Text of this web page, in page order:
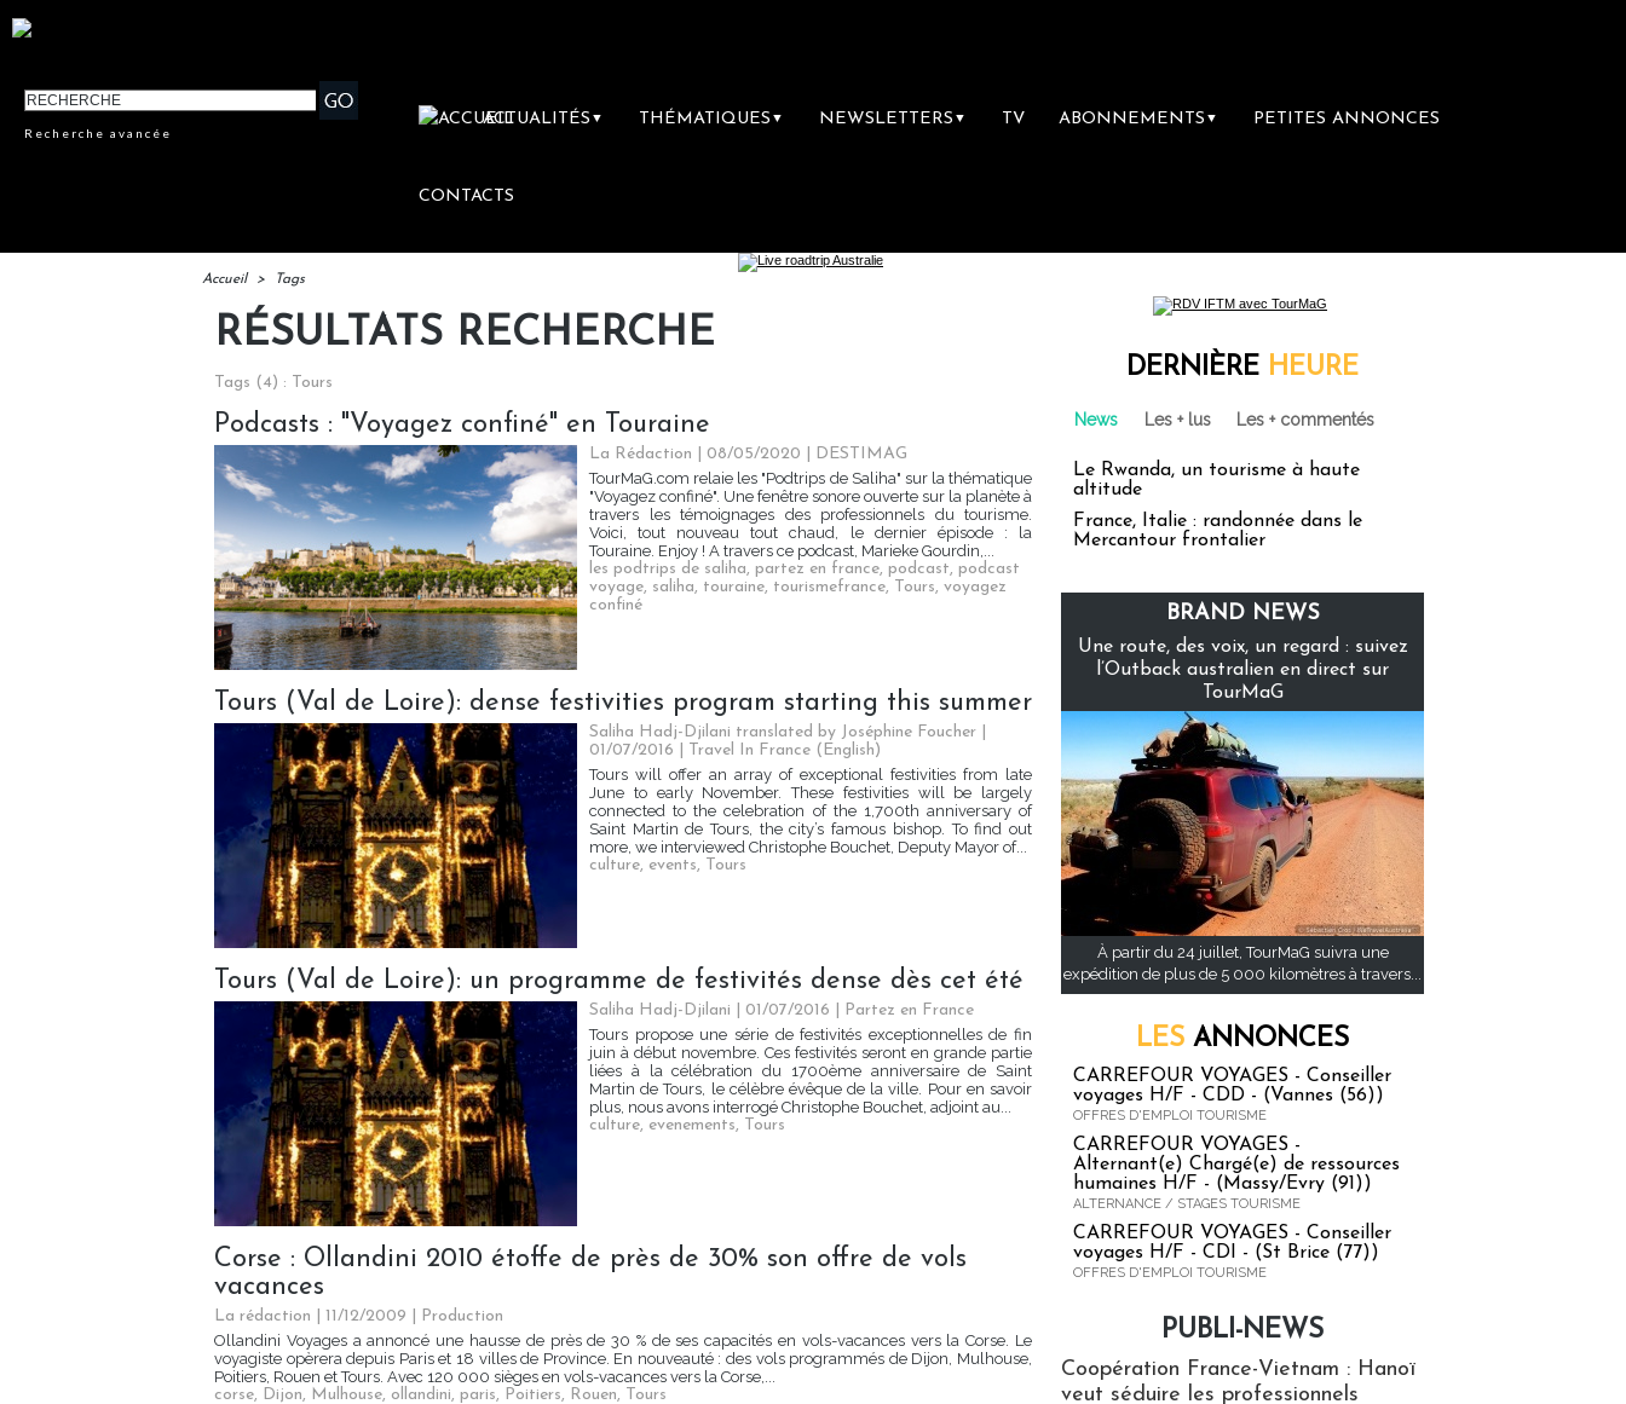
Recherche avancée
ACTUALITÉS ▼ THÉMATIQUES ▼ NEWSLETTERS ▼ TV ABONNEMENTS ▼ PETITES ANNONCES
CONTACTS
Accueil > Tags
RÉSULTATS RECHERCHE
Tags (4) : Tours
Podcasts : "Voyagez confiné" en Touraine
La Rédaction | 08/05/2020
DESTIMAG
TourMaG.com relaie les "Podtrips de Saliha" sur la thématique
"Voyagez confiné". Une fenêtre sonore ouverte sur la planète à
travers les témoignages des professionnels du tourisme.
Voici, tout nouveau tout chaud, le dernier épisode : la
Touraine. Enjoy ! A travers ce podcast, Marieke Gourdin,...
les podtrips de saliha, partez en france, podcast, podcast
voyage, saliha, touraine, tourismefrance, Tours, voyagez
confiné
Tours (Val de Loire): dense festivities program starting this summer
Saliha Hadj-Djilani translated by Joséphine Foucher |
01/07/2016
Travel In France (English)
Tours will offer an array of exceptional festivities from late
June to early November. These festivities will be largely
connected to the celebration of the 1,700th anniversary of
Saint Martin de Tours, the city’s famous bishop. To find out
more, we interviewed Christophe Bouchet, Deputy Mayor of...
culture, events, Tours
Tours (Val de Loire): un programme de festivités dense dès cet été
Saliha Hadj-Djilani | 01/07/2016
Partez en France
Tours propose une série de festivités exceptionnelles de fin
juin à début novembre. Ces festivités seront en grande partie
liées à la célébration du 1700ème anniversaire de Saint
Martin de Tours, le célèbre évêque de la ville. Pour en savoir
plus, nous avons interrogé Christophe Bouchet, adjoint au...
culture, evenements, Tours
Corse : Ollandini 2010 étoffe de près de 30% son offre de vols
vacances
La rédaction | 11/12/2009
Production
Ollandini Voyages a annoncé une hausse de près de 30 % de ses capacités en vols-vacances vers la Corse. Le
voyagiste opèrera depuis Paris et 18 villes de Province. En nouveauté : des vols programmés de Dijon, Mulhouse,
Poitiers, Rouen et Tours. Avec 120 000 sièges en vols-vacances vers la Corse,...
corse, Dijon, Mulhouse, ollandini, paris, Poitiers, Rouen, Tours
DERNIÈRE HEURE
News Les + lus Les + commentés
Le Rwanda, un tourisme à haute
altitude
France, Italie : randonnée dans le
Mercantour frontalier
BRAND NEWS
Une route, des voix, un regard : suivez
l’Outback australien en direct sur
TourMaG
À partir du 24 juillet, TourMaG suivra une
expédition de plus de 5 000 kilomètres à travers...
LES ANNONCES
CARREFOUR VOYAGES - Conseiller
voyages H/F - CDD - (Vannes (56))
OFFRES D'EMPLOI TOURISME
CARREFOUR VOYAGES -
Alternant(e) Chargé(e) de ressources
humaines H/F - (Massy/Evry (91))
ALTERNANCE / STAGES TOURISME
CARREFOUR VOYAGES - Conseiller
voyages H/F - CDI - (St Brice (77))
OFFRES D'EMPLOI TOURISME
PUBLI-NEWS
Coopération France-Vietnam : Hanoï
veut séduire les professionnels